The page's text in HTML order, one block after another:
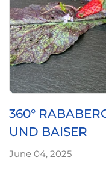
360°
UND BAISER
June 04, 2025